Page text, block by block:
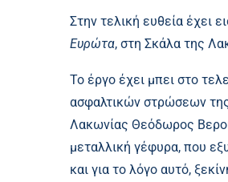
Στην τελική ευθεία έχει
Ευρώτα, στη Σκάλα της
Το έργο έχει μπει στο
ασφαλτικών στρώσεων
Λακωνίας Θεόδωρος
μεταλλική γέφυρα, που
και για το λόγο αυτό,